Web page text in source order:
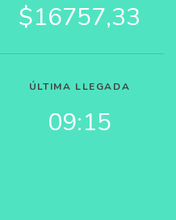
$16757,33
ÚLTIMA LLEGADA
09:15